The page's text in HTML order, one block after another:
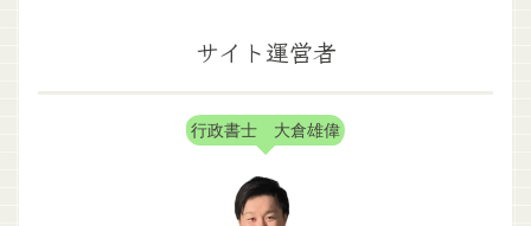
サイト運営者
行政書士 大倉雄偉